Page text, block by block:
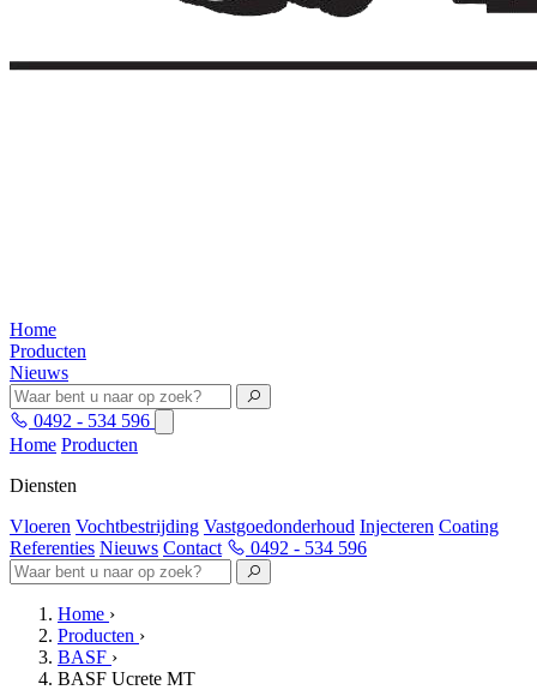
Home
Producten
Nieuws
0492 - 534 596
Home Producten
Diensten
Vloeren Vochtbestrijding Vastgoedonderhoud Injecteren Coating
Referenties Nieuws Contact 0492 - 534 596
Home ›
Producten ›
BASF ›
BASF Ucrete MT